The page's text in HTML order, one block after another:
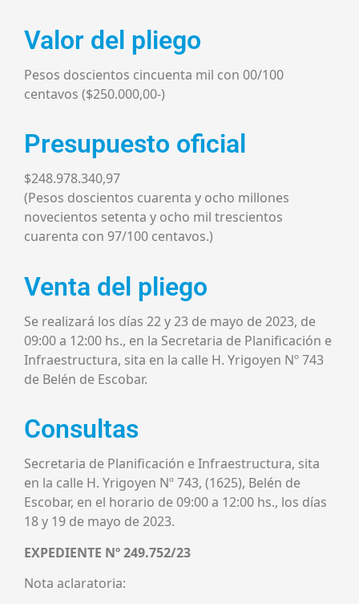
Valor del pliego
Pesos doscientos cincuenta mil con 00/100
centavos ($250.000,00-)
Presupuesto oficial
$248.978.340,97
(Pesos doscientos cuarenta y ocho millones
novecientos setenta y ocho mil trescientos
cuarenta con 97/100 centavos.)
Venta del pliego
Se realizará los días 22 y 23 de mayo de 2023, de
09:00 a 12:00 hs., en la Secretaria de Planificación e
Infraestructura, sita en la calle H. Yrigoyen Nº 743
de Belén de Escobar.
Consultas
Secretaria de Planificación e Infraestructura, sita
en la calle H. Yrigoyen Nº 743, (1625), Belén de
Escobar, en el horario de 09:00 a 12:00 hs., los días
18 y 19 de mayo de 2023.
EXPEDIENTE Nº 249.752/23
Nota aclaratoria: